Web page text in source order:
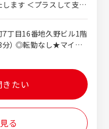
は様々です。独自の基
テム、ＯＪＴ研修で、
輩がしっかりとサポー
大事な役割です。お困
定期的にご連絡を入れ
、少しずつ信頼関係は生
「まずはアパマンに相
・生まれ育った地元で働
れる仕事をしたい方 ・
ンをとることが好きな
切にしながら働きたい
理店スタッフ、トラック
スして支払
年齢を考慮して決定い
480万円（28歳・勤続3
丁目16番地久野ビル1階
分） ◎転勤なし★マイカ
たい
る